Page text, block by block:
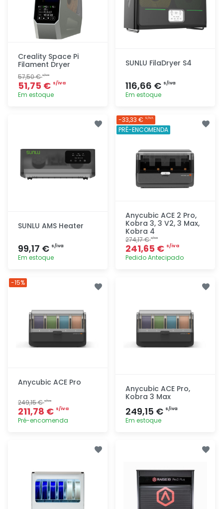
Creality Space Pi
Filament Dryer
57,50 €s/iva
51,75 € s/iva
Em estoque
SUNLU FilaDryer S4
116,66 € s/iva
Em estoque
rapidamente
SUNLU AMS Heater
99,17 € s/iva
Em estoque
Anycubic ACE 2 Pro,
Kobra 3, 3 V2, 3 Max,
Kobra 4
274,17 €s/iva
241,65 € s/iva
Pedido Antecipado
-33,33 € S/IVA
PRÉ-ENCOMENDA
Anycubic ACE Pro
249,15 €s/iva
211,78 € s/iva
Pré-encomenda
-15%
Anycubic ACE Pro,
Kobra 3 Max
249,15 € s/iva
Em estoque